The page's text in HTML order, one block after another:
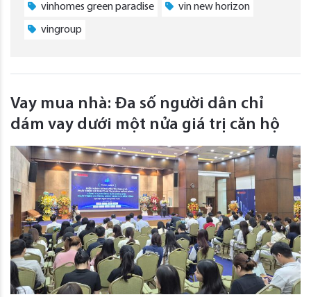
vinhomes green paradise vin new horizon
vingroup
Vay mua nhà: Đa số người dân chỉ
dám vay dưới một nửa giá trị căn hộ